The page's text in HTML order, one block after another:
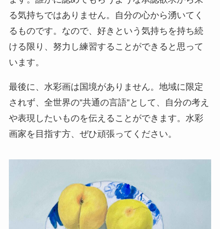
る気持ちではありません。自分の心から湧いてく
るものです。なので、好きという気持ちを持ち続
ける限り、努力し練習することができると思って
います。
最後に、水彩画は国境がありません。地域に限定
されず、全世界の”共通の言語”として、自分の考え
や表現したいものを伝えることができます。水彩
画家を目指す方、ぜひ頑張ってください。